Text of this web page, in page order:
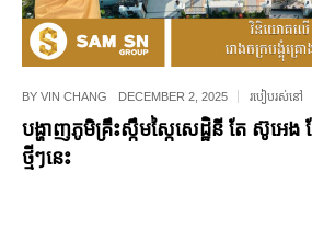
BY VIN CHANG DECEMBER 2, 2025 របៀបរស់នៅ
បង្ហាញភូមិគ្រឹះស្កឹមស្កៃសេដ្ឋិនី តែ ស៊ូអេ
ថ្មីៗនេះ